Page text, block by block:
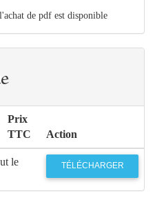
de pdf est disponible
Prix
TTC
Action
le
TÉLÉCHARGER